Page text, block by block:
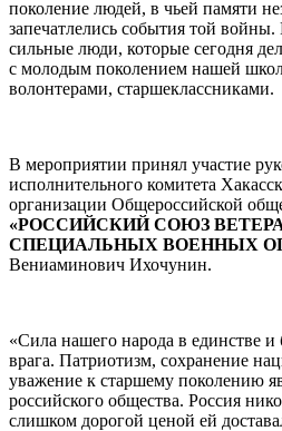
поколение людей, в чьей памяти
запечатлелись события той
сильные люди, которые сегодня
с молодым поколением нашей
волонтерами, старшеклассниками.
В мероприятии принял участие
исполнительного комитета
организации Общероссийской
«РОССИЙСКИЙ СОЮЗ
СПЕЦИАЛЬНЫХ ВОЕННЫХ
Вениаминович Ихочунин.
«Сила нашего народа в единстве
врага. Патриотизм, сохранение
уважение к старшему поколению
российского общества. Россия
слишком дорогой ценой ей